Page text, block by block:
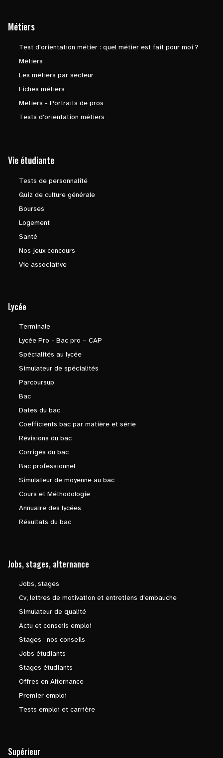
Métiers
Test d'orientation métier : quel métier est fait pour moi ?
Métiers
Les métiers par secteur
Fiches métiers
Métiers - Portraits de pros
Tests d'orientation métiers
Vie étudiante
Tests de personnalité
Quiz de culture générale
Bourses
Logement
Santé
Nos jeux concours
Vie associative
Lycée
Terminale
Lycée Pro - Bac pro – CAP
Spécialités au lycée
Simulateur de spécialités
Parcoursup
Bac
Dates du bac
Coefficients bac par matière et série
Révisions du bac
Corrigés du bac
Bac professionnel
Simulateur de moyenne au bac
Cours et Méthodologie
Annuaire des lycées
Résultats du bac
Jobs, stages, alternance
Jobs, stages
Cv, lettres de motivation et entretiens d'embauche
Simulateur de qualité
Actu et conseils emploi
Stages : nos conseils
Jobs étudiants
Stages étudiants
Offres en Alternance
Premier emploi
Tests emploi et carrière
Supérieur